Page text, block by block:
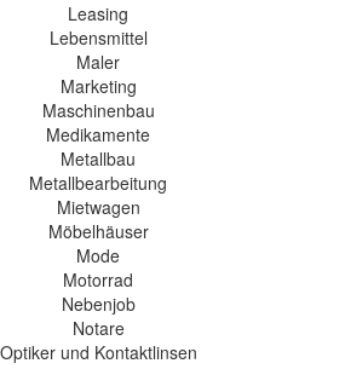
Leasing
Lebensmittel
Maler
Marketing
Maschinenbau
Medikamente
Metallbau
Metallbearbeitung
Mietwagen
Möbelhäuser
Mode
Motorrad
Nebenjob
Notare
Optiker und Kontaktlinsen